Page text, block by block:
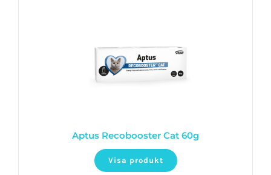
Aptus Recobooster Cat 60g
Visa produkt